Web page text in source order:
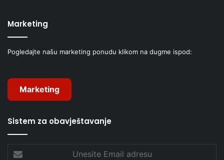
Marketing
Pogledajte našu marketing ponudu klikom na dugme ispod:
Marketing
Sistem za obavještavanje
Unesite